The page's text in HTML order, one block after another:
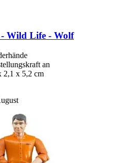
-​ Wild Life -​ Wolf
an
2,1 x 5,2 cm